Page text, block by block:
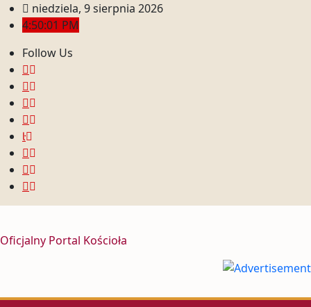
niedziela, 9 sierpnia 2026
4:50:04 PM
Follow Us
Oficjalny Portal Kościoła